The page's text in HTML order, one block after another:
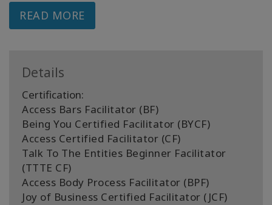
READ MORE
Details
Certification:
Access Bars Facilitator (BF)
Being You Certified Facilitator (BYCF)
Access Certified Facilitator (CF)
Talk To The Entities Beginner Facilitator
(TTTE CF)
Access Body Process Facilitator (BPF)
Joy of Business Certified Facilitator (JCF)